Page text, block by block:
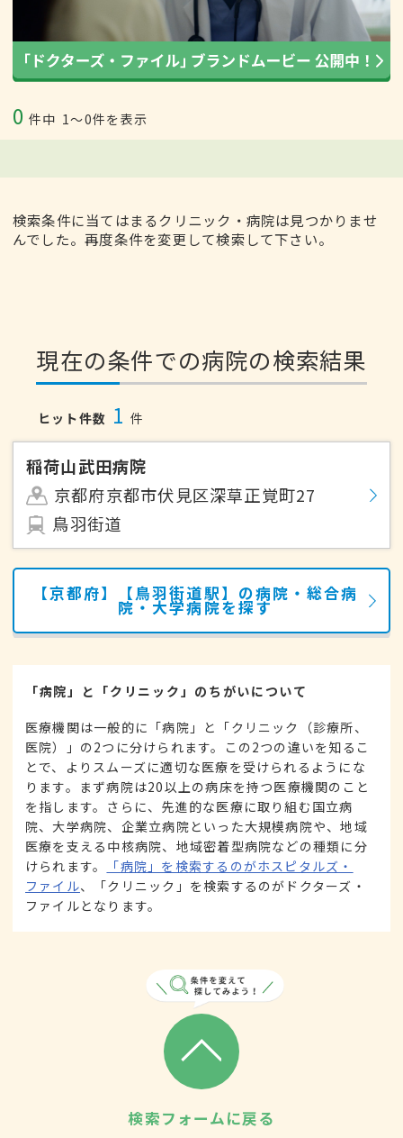
0 件中 1〜0件を表示
検索条件に当てはまるクリニック・病院は見つかりませ
んでした。再度条件を変更して検索して下さい。
現在の条件での病院の検索結果
ヒット件数 1 件
稲荷山武田病院
京都府京都市伏見区深草正覚町27
鳥羽街道
【京都府】【鳥羽街道駅】の病院・総合病
院・大学病院を探す
「病院」と「クリニック」のちがいについて
医療機関は一般的に「病院」と「クリニック（診療所、
医院）」の2つに分けられます。この2つの違いを知るこ
とで、よりスムーズに適切な医療を受けられるようにな
ります。まず病院は20以上の病床を持つ医療機関のこと
を指します。さらに、先進的な医療に取り組む国立病
院、大学病院、企業立病院といった大規模病院や、地域
医療を支える中核病院、地域密着型病院などの種類に分
けられます。
「病院」を検索するのがホスピタルズ・
ファイル、「クリニック」を検索するのがドクターズ・
ファイルとなります。
検索フォームに戻る